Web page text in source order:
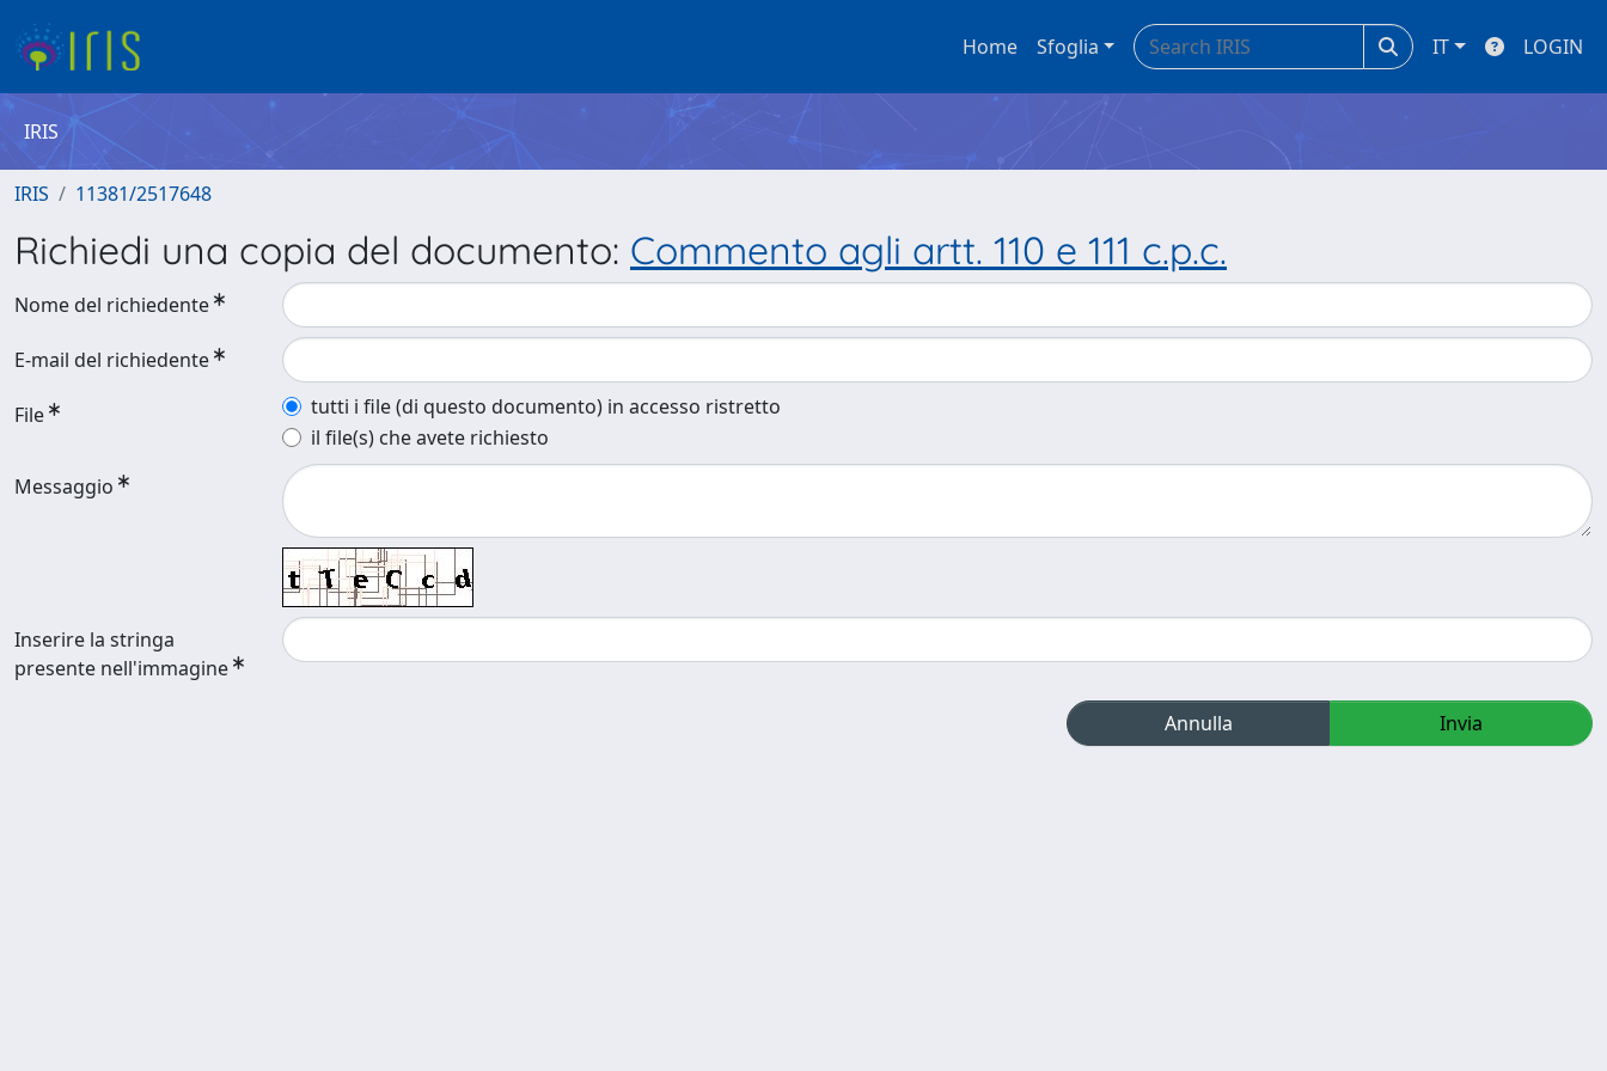
Home Sfoglia IT LOGIN
IRIS
IRIS 11381/2517648
Richiedi una copia del documento: Commento agli artt. 110 e 111 c.p.c.
Nome del richiedente
E-mail del richiedente
File
tutti i file (di questo documento) in accesso ristretto
il file(s) che avete richiesto
Messaggio
Inserire la stringa
presente nell'immagine
Annulla Invia